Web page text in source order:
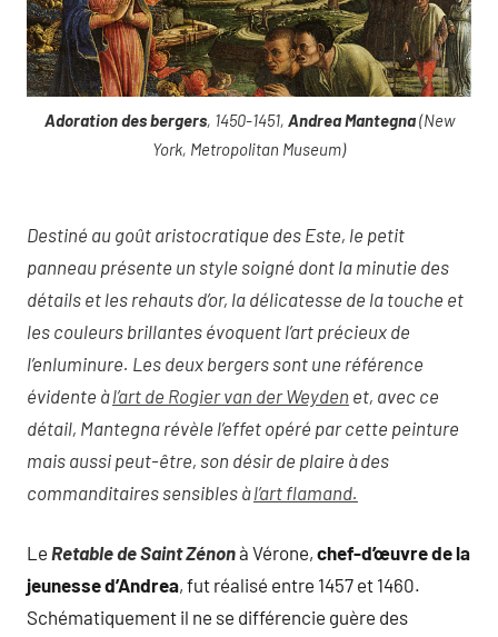
Adoration des bergers, 1450-1451, Andrea Mantegna(New
York, Metropolitan Museum)
Destiné au goût aristocratique des Este, le petit
panneau présente un style soigné dont la minutie des
détails et les rehauts d’or, la délicatesse de la touche et
les couleurs brillantes évoquent l’art précieux de
l’enluminure. Les deux bergers sont une référence
évidente àl’art de Rogier van der Weyden et, avec ce
détail, Mantegna révèle l’effet opéré par cette peinture
mais aussi peut-être, son désir de plaire à des
commanditaires sensibles àl’art flamand.
Le Retable de Saint Zénonà Vérone, chef-d’œuvre de la
jeunesse d’Andrea, fut réalisé entre 1457 et 1460.
Schématiquement il ne se différencie guère des